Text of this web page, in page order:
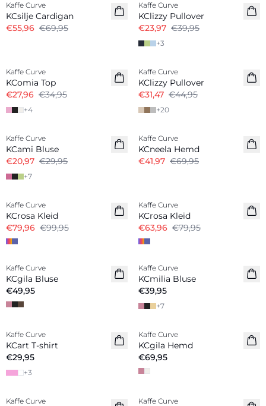
Kaffe Curve
KCsilje Cardigan
€55,96 €69,95
Kaffe Curve
KClizzy Pullover
€23,97 €39,95
+3
Kaffe Curve
KComia Top
€27,96 €34,95
+4
Kaffe Curve
KClizzy Pullover
€31,47 €44,95
+20
Kaffe Curve
KCami Bluse
€20,97 €29,95
+7
Kaffe Curve
KCneela Hemd
€41,97 €69,95
Kaffe Curve
KCrosa Kleid
€79,96 €99,95
Kaffe Curve
KCrosa Kleid
€63,96 €79,95
Neuheiten
Kaffe Curve
KCgila Bluse
€49,95
Neuheiten
Kaffe Curve
KCmilia Bluse
€39,95
+7
Neuheiten
Kaffe Curve
KCart T-shirt
€29,95
+3
Neuheiten
Kaffe Curve
KCgila Hemd
€69,95
Kaffe Curve Kaffe Curve